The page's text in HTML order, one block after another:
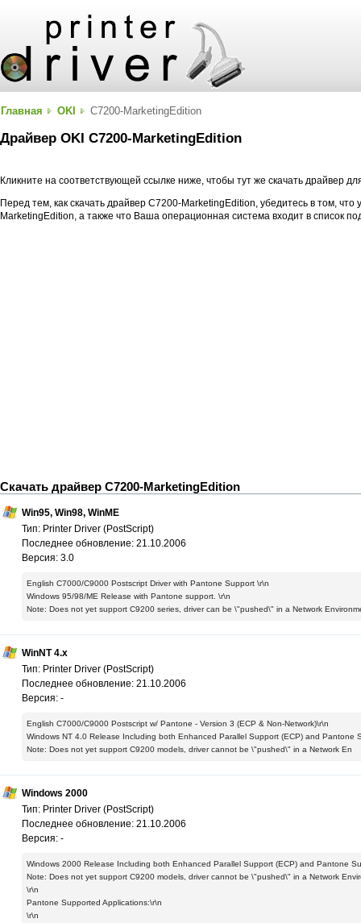
Главная OKI C7200-MarketingEdition
Драйвер OKI C7200-MarketingEdition
Кликните на соответствующей ссылке ниже, чтобы тут же скачать драйвер
Перед тем, как скачать драйвер C7200-MarketingEdition, убедитесь в том,
MarketingEdition, а также что Ваша операционная система входит в список
Скачать драйвер C7200-MarketingEdition
Win95, Win98, WinME
Тип: Printer Driver (PostScript)
Последнее обновление: 21.10.2006
Версия: 3.0
English C7000/C9000 Postscript Driver with Pantone Support \r\n
Windows 95/98/ME Release with Pantone support. \r\n
Note: Does not yet support C9200 series, driver can be \"pushed\" in a Network
WinNT 4.x
Тип: Printer Driver (PostScript)
Последнее обновление: 21.10.2006
Версия: -
English C7000/C9000 Postscript w/ Pantone - Version 3 (ECP & Non-Network)\r\n
Windows NT 4.0 Release Including both Enhanced Parallel Support (ECP) and Pantone
Note: Does not yet support C9200 models, driver cannot be \"pushed\" in a Network En
Windows 2000
Тип: Printer Driver (PostScript)
Последнее обновление: 21.10.2006
Версия: -
Windows 2000 Release Including both Enhanced Parallel Support (ECP) and Pantone
Note: Does not yet support C9200 models, driver cannot be \"pushed\" in a Network
\r\n
Pantone Supported Applications:\r\n
\r\n